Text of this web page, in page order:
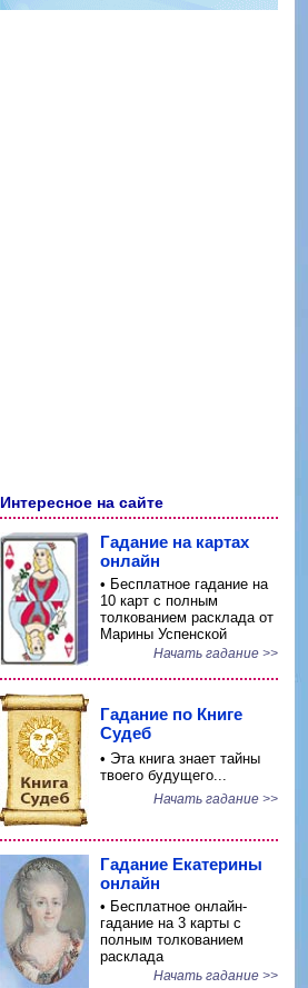
Интересное на сайте
Гадание на картах
онлайн
• Бесплатное гадание на
10 карт с полным
толкованием расклада от
Марины Успенской
Начать гадание >>
Гадание по Книге
Судеб
• Эта книга знает тайны
твоего будущего...
Начать гадание >>
Гадание Екатерины
онлайн
• Бесплатное онлайн-
гадание на 3 карты с
полным толкованием
расклада
Начать гадание >>